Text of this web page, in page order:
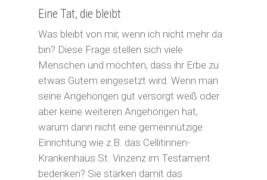
Eine Tat, die bleibt
Was bleibt von mir, wenn ich nicht mehr da
bin? Diese Frage stellen sich viele
Menschen und möchten, dass ihr Erbe zu
etwas Gutem eingesetzt wird. Wenn man
seine Angehörigen gut versorgt weiß oder
aber keine weiteren Angehörigen hat,
warum dann nicht eine gemeinnützige
Einrichtung wie z.B. das Cellitinnen-
Krankenhaus St. Vinzenz im Testament
bedenken? Sie stärken damit das